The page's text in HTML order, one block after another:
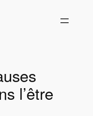
l’être